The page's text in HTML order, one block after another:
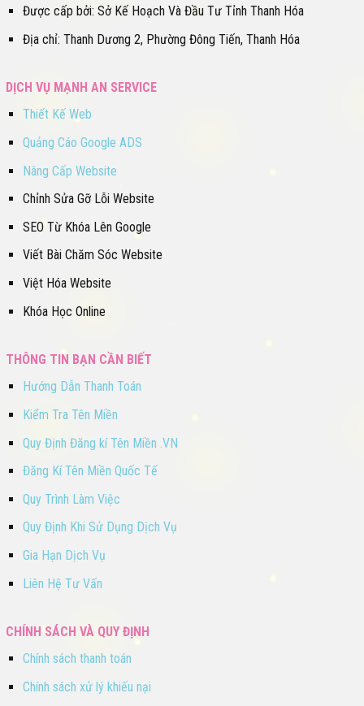
Được cấp bởi: Sở Kế Hoạch Và Đầu Tư Tỉnh Thanh Hóa
Địa chỉ: Thanh Dương 2, Phường Đông Tiến, Thanh Hóa
DỊCH VỤ MẠNH AN SERVICE
Thiết Kế Web
Quảng Cáo Google ADS
Nâng Cấp Website
Chỉnh Sửa Gỡ Lỗi Website
SEO Từ Khóa Lên Google
Viết Bài Chăm Sóc Website
Việt Hóa Website
Khóa Học Online
THÔNG TIN BẠN CẦN BIẾT
Hướng Dẫn Thanh Toán
Kiểm Tra Tên Miền
Quy Định Đăng kí Tên Miền .VN
Đăng Kí Tên Miền Quốc Tế
Quy Trình Làm Việc
Quy Định Khi Sử Dụng Dịch Vụ
Gia Hạn Dịch Vụ
Liên Hệ Tư Vấn
CHÍNH SÁCH VÀ QUY ĐỊNH
Chính sách thanh toán
Chính sách xử lý khiếu nại